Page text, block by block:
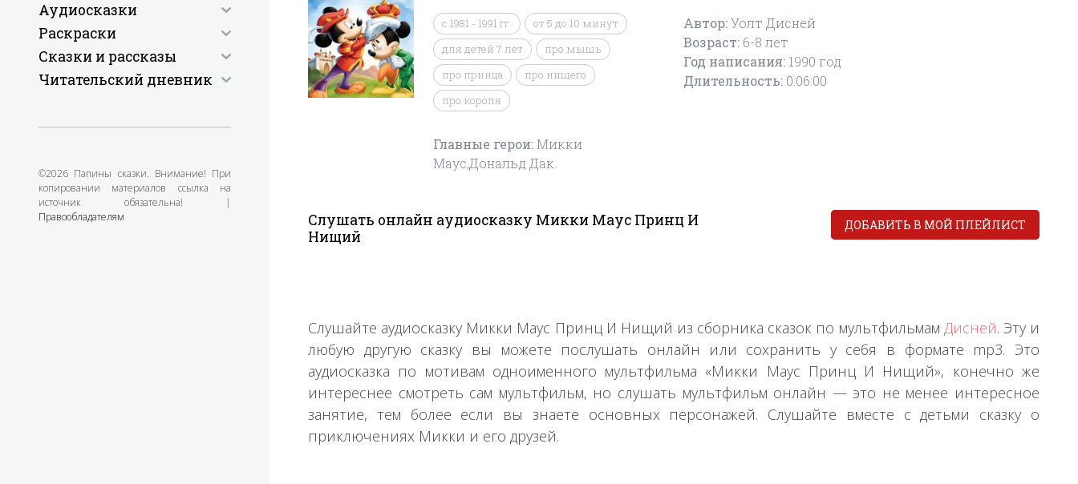
Аудиосказки
Раскраски
Сказки и рассказы
Читательский дневник
©2026 Папины сказки. Внимание! При
копировании материалов ссылка на
источник обязательна! |
Правообладателям
с 1981 - 1991 гг.
от 5 до 10 минут
для детей 7 лет
про мышь
про принца
про нищего
про короля
Главные герои:Микки
Маус,Дональд Дак.
Автор:Уолт Дисней
Возраст: 6-8 лет
Год написания: 1990 год
Длительность: 0:06:00
Слушать онлайн аудиосказку Микки Маус Принц И
Нищий
ДОБАВИТЬ В МОЙ ПЛЕЙЛИСТ
Слушайте аудиосказку Микки Маус Принц И Нищий из сборника сказок по мультфильмам Дисней. Эту и
любую другую сказку вы можете послушать онлайн или сохранить у себя в формате mp3. Это
аудиосказка по мотивам одноименного мультфильма «Микки Маус Принц И Нищий», конечно же
интереснее смотреть сам мультфильм, но слушать мультфильм онлайн — это не менее интересное
занятие, тем более если вы знаете основных персонажей. Слушайте вместе с детьми сказку о
приключениях Микки и его друзей.